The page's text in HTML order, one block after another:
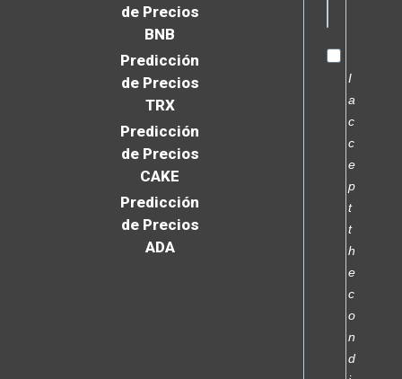
de Precios
BNB
Predicción
de Precios
TRX
Predicción
de Precios
CAKE
Predicción
de Precios
ADA
I
a
c
c
e
p
t
t
h
e
c
o
n
d